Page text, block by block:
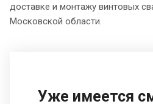
доставке и монтажу винтовых
Московской области.
Уже имеется